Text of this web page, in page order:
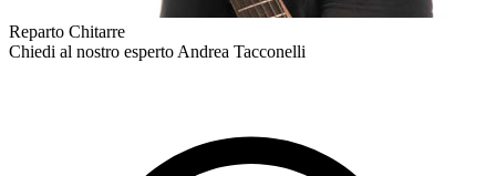
Reparto Chitarre
Chiedi al nostro espertoAndrea Tacconelli